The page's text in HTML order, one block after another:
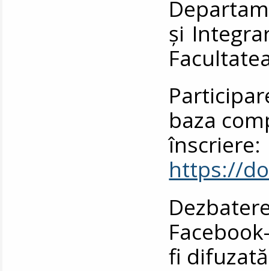
și
baza
înscriere:
https://
fi